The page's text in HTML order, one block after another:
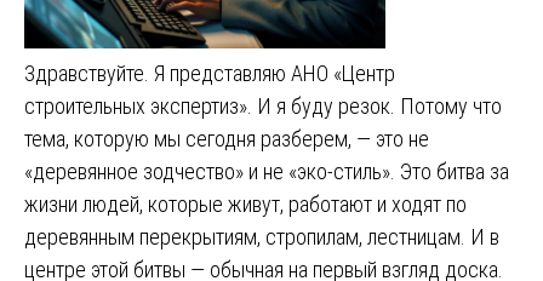
Здравствуйте. Я представляю АНО «Центр
строительных экспертиз». И я буду резок. Потому что
тема, которую мы сегодня разберем, — это не
«деревянное зодчество» и не «эко-стиль». Это битва за
жизни людей, которые живут, работают и ходят по
деревянным перекрытиям, стропилам, лестницам. И в
центре этой битвы — обычная на первый взгляд доска.